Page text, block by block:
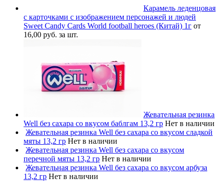
Карамель леденцовая
с карточками с изображением персонажей и людей
Sweet Candy Cards World football heroes (Китай) 1г от
16,00 руб. за шт.
Жевательная резинка
Well без сахара со вкусом баблгам 13,2 гр Нет в наличии
Жевательная резинка Well без сахара со вкусом сладкой
мяты 13,2 гр Нет в наличии
Жевательная резинка Well без сахара со вкусом
перечной мяты 13,2 гр Нет в наличии
Жевательная резинка Well без сахара со вкусом арбуза
13,2 гр Нет в наличии